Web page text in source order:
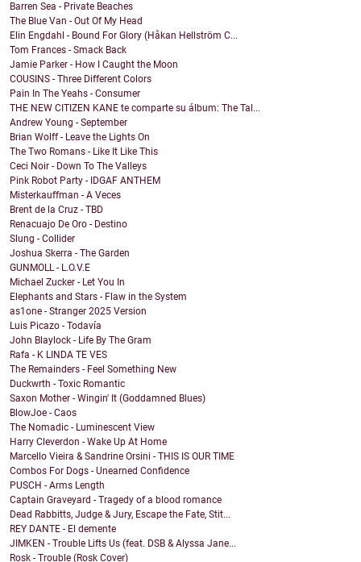
Barren Sea - Private Beaches
The Blue Van - Out Of My Head
Elin Engdahl - Bound For Glory (Håkan Hellström C...
Tom Frances - Smack Back
Jamie Parker - How I Caught the Moon
COUSINS - Three Different Colors
Pain In The Yeahs - Consumer
THE NEW CITIZEN KANE te comparte su álbum: The Tal...
Andrew Young - September
Brian Wolff - Leave the Lights On
The Two Romans - Like It Like This
Ceci Noir - Down To The Valleys
Pink Robot Party - IDGAF ANTHEM
Misterkauffman - A Veces
Brent de la Cruz - TBD
Renacuajo De Oro - Destino
Slung - Collider
Joshua Skerra - The Garden
GUNMOLL - L.O.V.E
Michael Zucker - Let You In
Elephants and Stars - Flaw in the System
as1one - Stranger 2025 Version
Luis Picazo - Todavía
John Blaylock - Life By The Gram
Rafa - K LINDA TE VES
The Remainders - Feel Something New
Duckwrth - Toxic Romantic
Saxon Mother - Wingin' It (Goddamned Blues)
BlowJoe - Caos
The Nomadic - Luminescent View
Harry Cleverdon - Wake Up At Home
Marcello Vieira & Sandrine Orsini - THIS IS OUR TIME
Combos For Dogs - Unearned Confidence
PUSCH - Arms Length
Captain Graveyard - Tragedy of a blood romance
Dead Rabbitts, Judge & Jury, Escape the Fate, Stit...
REY DANTE - El demente
JIMKEN - Trouble Lifts Us (feat. DSB & Alyssa Jane...
Rosk - Trouble (Rosk Cover)